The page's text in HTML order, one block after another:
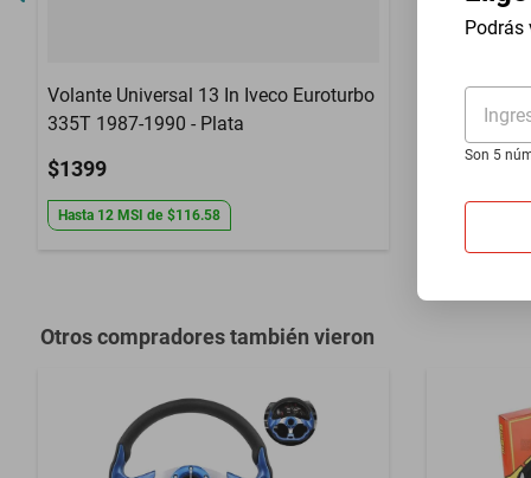
Podrás
Son 5
Volante Universal 13 In Iveco Euroturbo
335T 1987-1990 - Plata
$1399
Hasta 12 MSI de $116.58
Volante
S1624
Otros compradores también vieron